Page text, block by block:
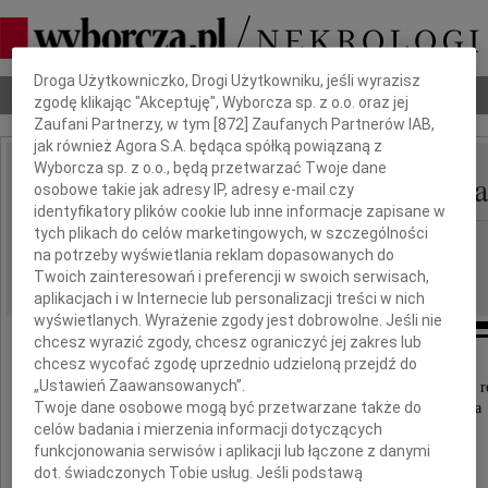
Nekrologi Odeszli Poradnik pogrzebowy
IMIĘ I NAZWISKO: Maria Biłas-Najmrodzka
REGION: Warszawa, cała Polska
DATA EMISJI: 09.07.2022
Z głębokim żalem zawiadamiamy, że 5 lipca 2022
odeszła nasza Kochana Mama, Siostra i Babcia
Dbamy o Twoją prywatność
Droga Użytkowniczko, Drogi Użytkowniku, jeśli wyrazisz
zgodę klikając "Akceptuję", Wyborcza sp. z o.o. oraz jej
Zaufani Partnerzy, w tym [872 ] Zaufanych Partnerów IAB,
jak również Agora S.A. będąca spółką powiązaną z
Wyborcza sp. z o.o., będą przetwarzać Twoje dane
osobowe takie jak adresy IP, adresy e-mail czy
identyfikatory plików cookie lub inne informacje zapisane w
tych plikach do celów marketingowych, w szczególności
na potrzeby wyświetlania reklam dopasowanych do
Twoich zainteresowań i preferencji w swoich serwisach,
aplikacjach i w Internecie lub personalizacji treści w nich
wyświetlanych. Wyrażenie zgody jest dobrowolne. Jeśli nie
chcesz wyrazić zgody, chcesz ograniczyć jej zakres lub
chcesz wycofać zgodę uprzednio udzieloną przejdź do
„Ustawień Zaawansowanych”.
Twoje dane osobowe mogą być przetwarzane także do
celów badania i mierzenia informacji dotyczących
funkcjonowania serwisów i aplikacji lub łączone z danymi
dot. świadczonych Tobie usług. Jeśli podstawą